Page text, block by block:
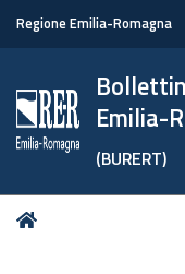
Regione Emilia-Romagna
Emilia-
(BURERT)
Tu